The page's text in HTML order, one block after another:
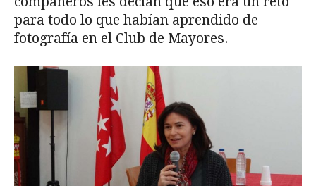
para todo lo que habían aprendido de
fotografía en el Club de Mayores.